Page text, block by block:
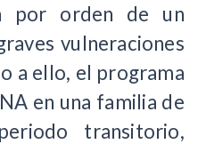
por orden de un
vulneraciones
a ello, el programa
en una familia de
transitorio,